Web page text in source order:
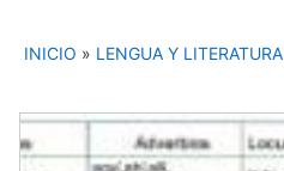
INICIO » LENGUA Y LITERATURA